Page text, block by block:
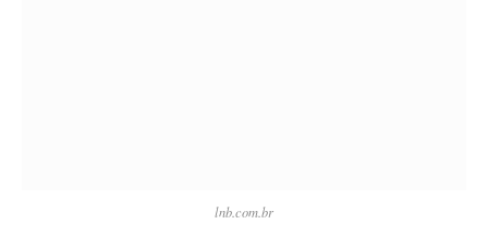
lnb.com.br